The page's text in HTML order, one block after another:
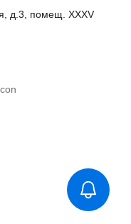
д.3, помещ. XXXV